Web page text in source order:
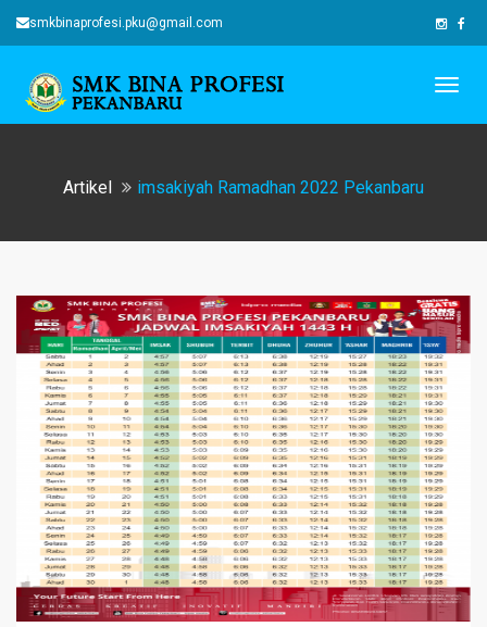
smkbinaprofesi.pku@gmail.com
Artikel imsakiyah Ramadhan 2022 Pekanbaru